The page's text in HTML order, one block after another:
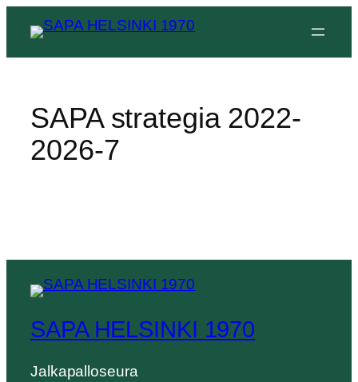
SAPA strategia 2022-
2026-7
SAPA HELSINKI 1970
Jalkapalloseura